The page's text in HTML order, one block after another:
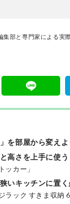
部と専門家による実
を部屋から変えよ
高さを上手に使う
ッカー」
いキッチンに置く
ラック すきま収納 6